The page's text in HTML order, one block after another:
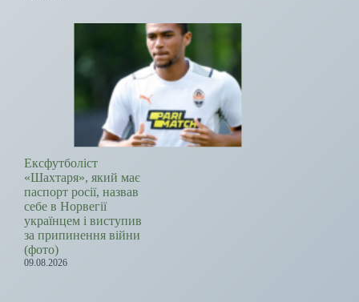
Ексфутболіст
«Шахтаря», який має
паспорт росії, назвав
себе в Норвегії
українцем і виступив
за припинення війни
(фото)
09.08.2026